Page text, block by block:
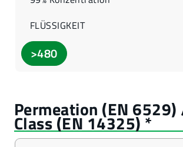
FLÜSSIGKEIT
>480